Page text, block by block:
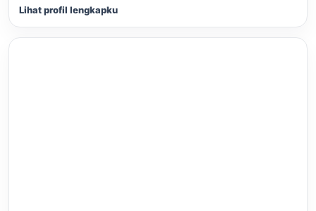
Lihat profil lengkapku